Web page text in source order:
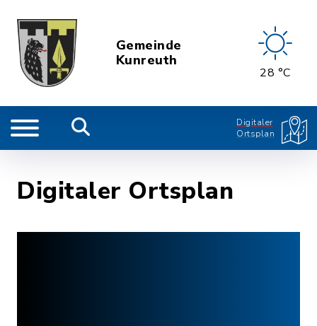
Gemeinde
Kunreuth
28 °C
Digitaler
Ortsplan
Digitaler Ortsplan